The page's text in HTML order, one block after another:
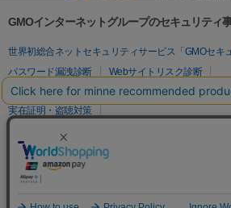
GMOインターネットグループのセキュリティ
世界初総合ネットセキュリティサービス「GMOセキ
パスワード漏洩診断
Webサイトリスク診断
セキュリティ相談AIチャットボット
実在証明・盗聴対策
サイバー攻撃対策（GMO Flatt Security）
セキュリティ事業の軌跡